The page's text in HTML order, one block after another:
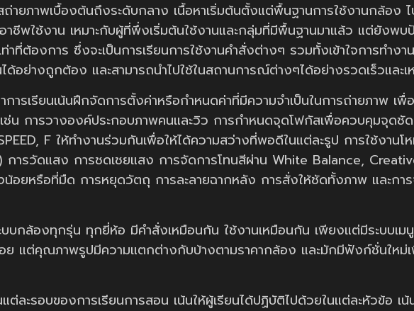
ภาพเบื้องต้นถึงระดับกลาง เนื้อหาเริ่มต้นตั้งแต่พื้นฐานการใช้งานกล้อง ไ
าชีพใช้งาน เหมาะกับผู้ที่พึ่งเริ่มต้นใช้งานและกลุ่มที่มีพื้นฐานมาแล้ว แต่ยังพ
าที่ต้องการ ซึ่งจะเป็นการเรียนการใช้งานคำสั่งต่างๆ รวมทั้งเข้าใจการทำ
ได้อย่างถูกต้อง และสามารถนำไปใช้ในสถานการณ์ต่างๆได้อย่างรวดเร็วและเ
รเรียนเน้นฝึกจัดการตั้งค่าหรือกำหนดค่าที่มีความจำเป็นในการถ่ายภาพ เพื่
ช่น การวางองค์ประกอบภาพคนและวิว การกำหนดจุดโฟกัสเพื่อควบคุมจุดชั
F ให้ทำงานร่วมกันเพื่อให้ได้ความสว่างที่พอดีในแต่ละรูป การใช้งาน
การวัดแสง การชดเชยแสง การจัดการโทนสีผ่าน White Balance,
น้อยหรือที่มืด การหยุดวัตถุ การละลายฉากหลัง การสั่งให้ชัดทั้งภาพ และกา
ล้องทุกรุ่น ทุกยี่ห้อ มีคำสั่งเหมือนกัน ใช้งานเหมือนกัน เพียงแต่มีระบบเม
ย แต่คุณภาพรูปมีความแตกต่างกับบ้างตามราคากล้อง และมักมีฟังก์ชั่นใหม่เ
ะรอบของการเรียนการสอน เน้นให้ผู้เรียนได้ปฏิบัติไปด้วยในแต่ละหัวข้อ เน้